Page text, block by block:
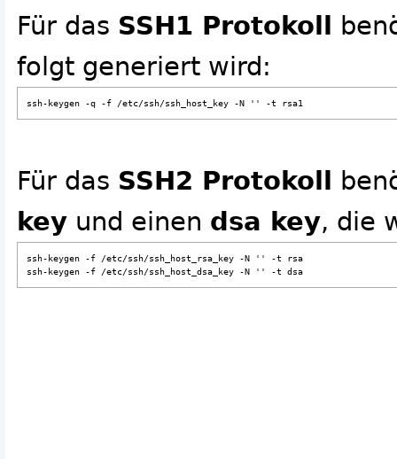
Für das SSH1 Protokoll
folgt generiert wird:
ssh-keygen -q -f /etc/ssh/ssh_host_key -N '' -t rsa1
Für das SSH2 Protokoll
key und einen dsa key, die
ssh-keygen -f /etc/ssh/ssh_host_rsa_key -N '' -t rsa
ssh-keygen -f /etc/ssh/ssh_host_dsa_key -N '' -t dsa